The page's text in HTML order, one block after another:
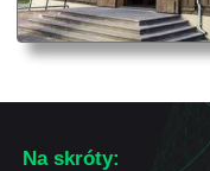
Na skróty: